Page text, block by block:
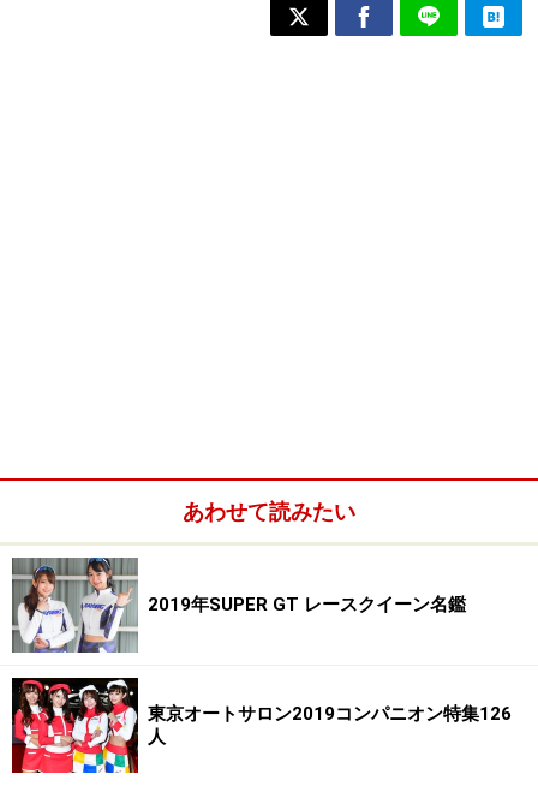
あわせて読みたい
2019年SUPER GT レースクイーン名鑑
東京オートサロン2019コンパニオン特集126
人